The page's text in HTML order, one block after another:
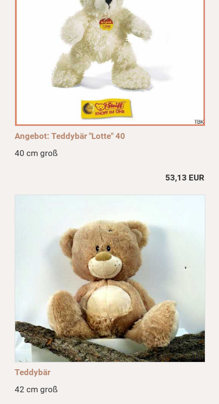
Angebot: Teddybär "Lotte" 40
40 cm groß
53,13 EUR
Teddybär
42 cm groß